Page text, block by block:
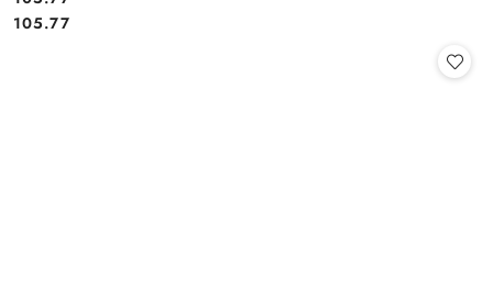
Cena:
Cena:
105.77